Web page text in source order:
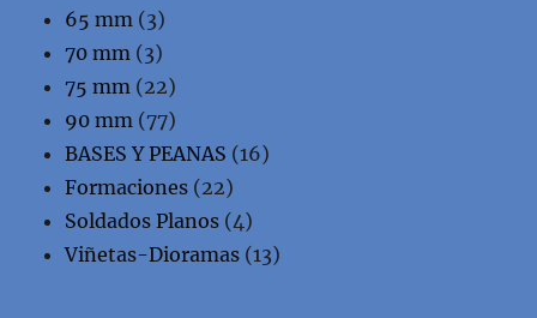
65 mm (3)
70 mm (3)
75 mm (22)
90 mm (77)
BASES Y PEANAS (16)
Formaciones (22)
Soldados Planos (4)
Viñetas-Dioramas (13)